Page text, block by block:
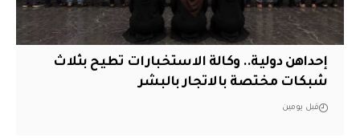
إحداهن دولية.. وكالة الاستخبارات تطيح بثلاث
شبكات مختصة بالاتجار بالبشر
قبل يومين